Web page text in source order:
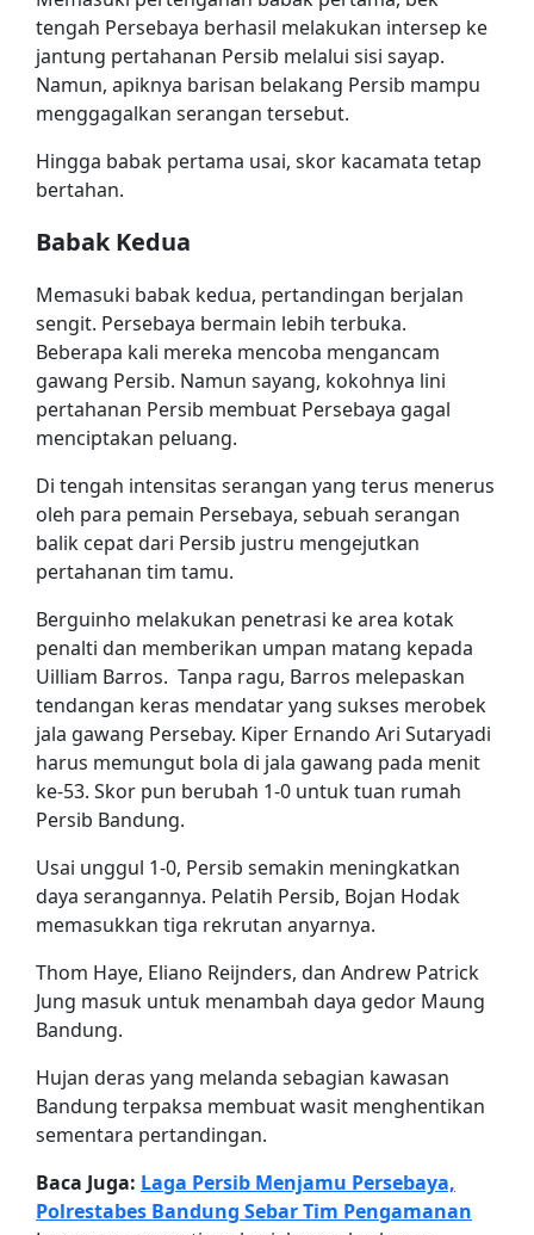
tengah Persebaya berhasil melakukan intersep ke
jantung pertahanan Persib melalui sisi sayap.
Namun, apiknya barisan belakang Persib mampu
menggagalkan serangan tersebut.
Hingga babak pertama usai, skor kacamata tetap
bertahan.
Babak Kedua
Memasuki babak kedua, pertandingan berjalan
sengit. Persebaya bermain lebih terbuka.
Beberapa kali mereka mencoba mengancam
gawang Persib. Namun sayang, kokohnya lini
pertahanan Persib membuat Persebaya gagal
menciptakan peluang.
Di tengah intensitas serangan yang terus menerus
oleh para pemain Persebaya, sebuah serangan
balik cepat dari Persib justru mengejutkan
pertahanan tim tamu.
Berguinho melakukan penetrasi ke area kotak
penalti dan memberikan umpan matang kepada
Uilliam Barros. Tanpa ragu, Barros melepaskan
tendangan keras mendatar yang sukses merobek
jala gawang Persebay. Kiper Ernando Ari Sutaryadi
harus memungut bola di jala gawang pada menit
ke-53. Skor pun berubah 1-0 untuk tuan rumah
Persib Bandung.
Usai unggul 1-0, Persib semakin meningkatkan
daya serangannya. Pelatih Persib, Bojan Hodak
memasukkan tiga rekrutan anyarnya.
Thom Haye, Eliano Reijnders, dan Andrew Patrick
Jung masuk untuk menambah daya gedor Maung
Bandung.
Hujan deras yang melanda sebagian kawasan
Bandung terpaksa membuat wasit menghentikan
sementara pertandingan.
Baca Juga: Laga Persib Menjamu Persebaya,
Polrestabes Bandung Sebar Tim Pengamanan